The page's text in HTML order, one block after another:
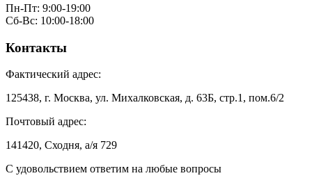
Пн-Пт: 9:00-19:00
Сб-Вс: 10:00-18:00
Контакты
Фактический адрес:
125438, г. Москва, ул. Михалковская, д. 63Б, стр.1, пом.6/2
Почтовый адрес:
141420, Сходня, а/я 729
С удовольствием ответим на любые вопросы